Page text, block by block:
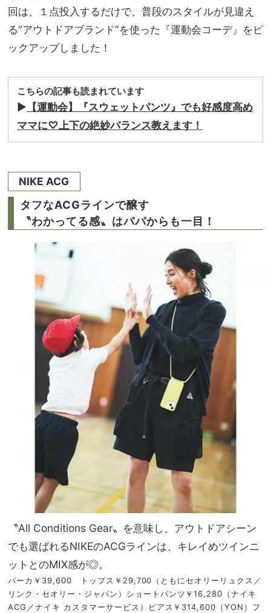
回は、１点投入するだけで、普段のスタイルが見違え
る“アウトドアブランド”を使った『運動会コーデ』をピ
ックアップしました！
こちらの記事も読まれています
▶︎ 【運動会】『スウェットパンツ』でも好感度高め
ママに♡上下の絶妙バランス教えます！
NIKE ACG
タフなACGラインで醸す
〝わかってる感〟はパパからも一目！
〝All Conditions Gear〟を意味し、アウトドアシーン
でも選ばれるNIKEのACGラインは、キレイめツインニ
ットとのMIX感が◎。
パーカ￥39,600 トップス￥29,700（ともにセオリーリュクス／
リンク・セオリー・ジャパン）ショートパンツ￥16,280（ナイキ
ACG／ナイキ カスタマーサービス）ピアス￥314,600（YON）フ